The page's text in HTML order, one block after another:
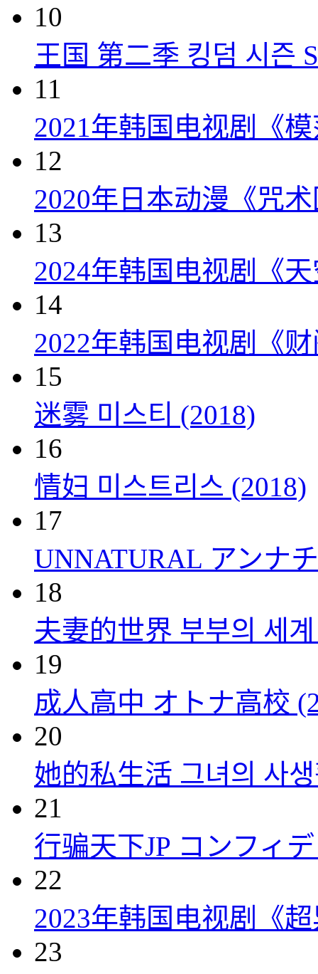
10
王国 第二季 킹덤 시즌
11
2021年韩国电视剧《
12
2020年日本动漫《咒
13
2024年韩国电视剧《
14
2022年韩国电视剧《
15
迷雾 미스티 (2018)
16
情妇 미스트리스 (2018)
17
UNNATURAL アンナ
18
夫妻的世界 부부의 세
19
成人高中 オトナ高校
20
她的私生活 그녀의 사
21
行骗天下JP コンフィ
22
2023年韩国电视剧《
23